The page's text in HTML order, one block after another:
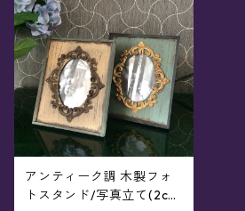
アンティーク調 木製フォ
トスタンド/写真立て(2col